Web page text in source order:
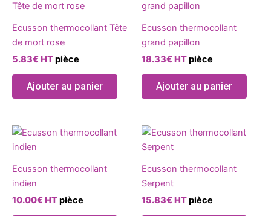
Ecusson thermocollant Tête
de mort rose
5.83€HTpièce
Ajouter au panier
produit
plusieurs
variations.
options
produit
Ecusson thermocollant
grand papillon
18.33€HTpièce
Ajouter au panier
Ecusson thermocollant
indien
10.00€ HTpièce
produit
plusieurs
variations.
Ecusson thermocollant
Serpent
15.83€ HTpièce